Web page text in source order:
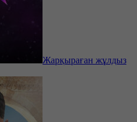
Жарқыраған жұлдыз